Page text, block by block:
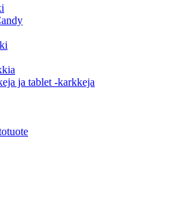
ja tablet -karkkeja